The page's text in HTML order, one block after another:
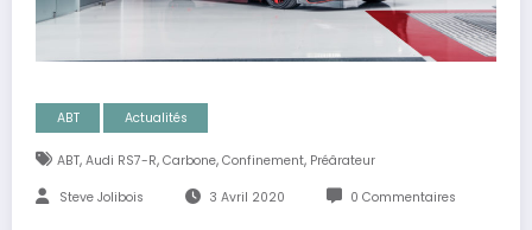
ABT Actualités
ABT, Audi RS7-R, Carbone, Confinement, Préârateur
Steve Jolibois 3 Avril 2020 0 Commentaires